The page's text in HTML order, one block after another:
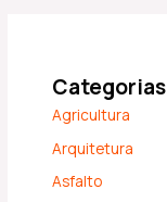
Categorias
Agricultura
Arquitetura
Asfalto